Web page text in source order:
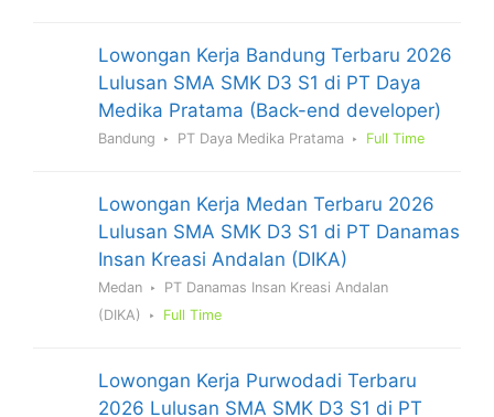
Lowongan Kerja Bandung Terbaru 2026
Lulusan SMA SMK D3 S1 di PT Daya
Medika Pratama (Back-end developer)
Bandung PT Daya Medika Pratama Full Time
Lowongan Kerja Medan Terbaru 2026
Lulusan SMA SMK D3 S1 di PT Danamas
Insan Kreasi Andalan (DIKA)
Medan
PT Danamas Insan Kreasi Andalan
(DIKA)
Full Time
Lowongan Kerja Purwodadi Terbaru
2026 Lulusan SMA SMK D3 S1 di PT